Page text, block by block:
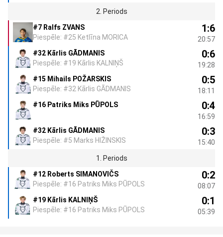
2. Periods
#7 Ralfs ZVANS
Piespēle: #25 Ketlīna MORICA
1:6
20:57
#32 Kārlis GĀDMANIS
Piespēle: #19 Kārlis KALNIŅŠ
0:6
19:28
#15 Mihails POŽARSKIS
Piespēle: #32 Kārlis GĀDMANIS
0:5
18:11
#16 Patriks Miks PŪPOLS
0:4
16:59
#32 Kārlis GĀDMANIS
Piespēle: #5 Marks HIŽINSKIS
0:3
15:40
1. Periods
#12 Roberts SIMANOVIČS
Piespēle: #16 Patriks Miks PŪPOLS
0:2
08:07
#19 Kārlis KALNIŅŠ
Piespēle: #16 Patriks Miks PŪPOLS
0:1
05:39